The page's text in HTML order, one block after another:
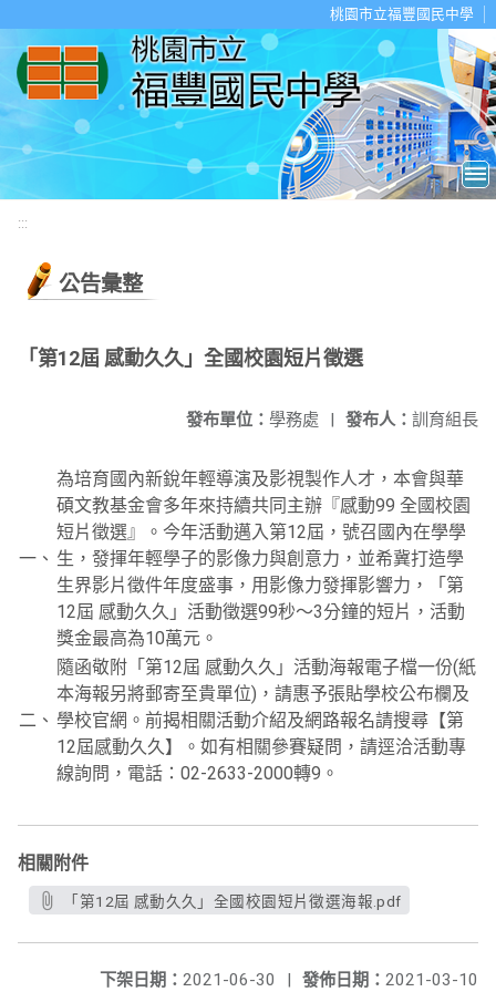
桃園市立福豐國民中學
:::
公告彙整
「第12屆 感動久久」全國校園短片徵選
發布人： 訓育組長
發布單位： 學務處 |
一、
為培育國內新銳年輕導演及影視製作人才，本會與華
碩文教基金會多年來持續共同主辦『感動99 全國校園
短片徵選』。今年活動邁入第12屆，號召國內在學學
生，發揮年輕學子的影像力與創意力，並希冀打造學
生界影片徵件年度盛事，用影像力發揮影響力，「第
12屆 感動久久」活動徵選99秒～3分鐘的短片，活動
獎金最高為10萬元。
二、
隨函敬附「第12屆 感動久久」活動海報電子檔一份(紙
本海報另將郵寄至貴單位)，請惠予張貼學校公布欄及
學校官網。前揭相關活動介紹及網路報名請搜尋【第
12屆感動久久】。如有相關參賽疑問，請逕洽活動專
線詢問，電話：02-2633-2000轉9。
相關附件
「第12屆 感動久久」全國校園短片徵選海報.pdf
發佈日期： 2021-03-10
下架日期： 2021-06-30 |